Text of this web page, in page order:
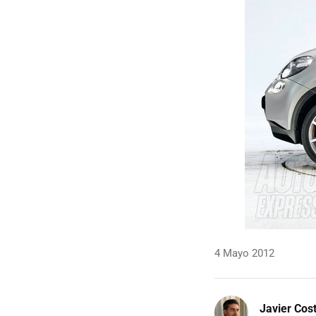
4 Mayo 2012
Javier